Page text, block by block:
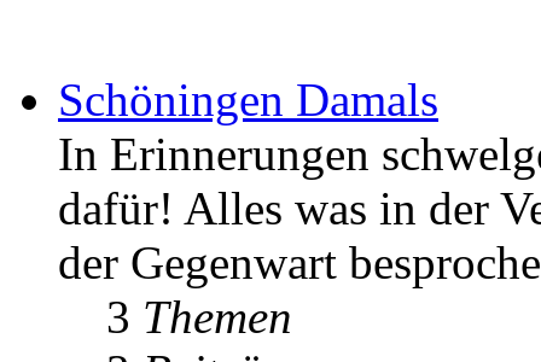
Schöningen Damals
In Erinnerungen
dafür! Alles was in der
der Gegenwart
3 Themen